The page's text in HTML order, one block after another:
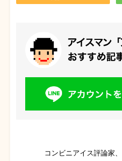
コンビニアイス評論家、